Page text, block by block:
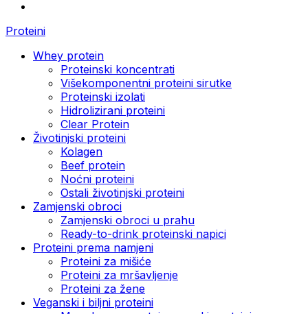
Proteini
Whey protein
Proteinski koncentrati
Višekomponentni proteini sirutke
Proteinski izolati
Hidrolizirani proteini
Clear Protein
Životinjski proteini
Kolagen
Beef protein
Noćni proteini
Ostali životinjski proteini
Zamjenski obroci
Zamjenski obroci u prahu
Ready-to-drink proteinski napici
Proteini prema namjeni
Proteini za mišiće
Proteini za mršavljenje
Proteini za žene
Veganski i biljni proteini